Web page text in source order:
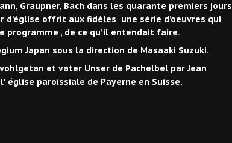
Graupner, Bach dans les quarante premiers jours
d’église offrit aux fidèles une série d’oeuvres qui
, de ce qu’il entendait faire.
Japan sous la direction de Masaaki Suzuki.
et vater Unser de Pachelbel par Jean
église paroissiale de Payerne en Suisse.